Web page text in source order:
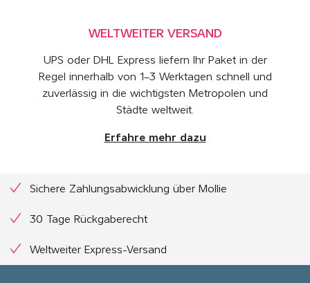
WELTWEITER VERSAND
UPS oder DHL Express liefern Ihr Paket in der
Regel innerhalb von 1–3 Werktagen schnell und
zuverlässig in die wichtigsten Metropolen und
Städte weltweit.
Erfahre mehr dazu
Sichere Zahlungsabwicklung über Mollie
30 Tage Rückgaberecht
Weltweiter Express-Versand